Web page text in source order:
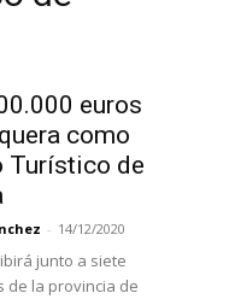
euros
como
Turístico de
- 14/12/2020
junto a siete
de la provincia de